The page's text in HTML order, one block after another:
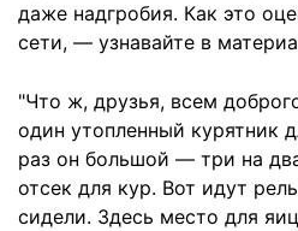
даже надгробия. Как это
сети, — узнавайте в
"Что ж, друзья, всем
один утопленный курятник
раз он большой — три на
отсек для кур. Вот идут
сидели. Здесь место для